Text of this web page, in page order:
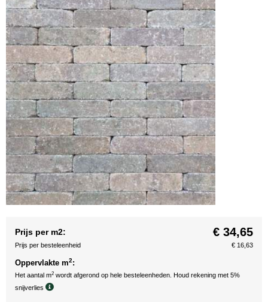
Prijs per m2: € 34,65
Prijs per besteleenheid € 16,63
Oppervlakte m2:
Het aantal m2 wordt afgerond op hele besteleenheden. Houd rekening met 5%
snijverlies